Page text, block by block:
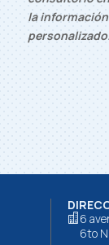
la
 6
6to